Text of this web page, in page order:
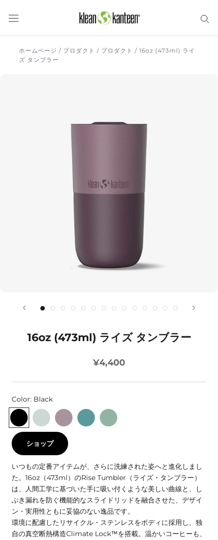
プ
ホームページ / プロダクト / プロダクト / 16oz (473ml) ライ
ズ タンブラー
16oz (473ml) ライズ タンブラー
¥4,400
Color: Black
Black Barely
Blue
Dusty
Orchid
Brittany
Blue
Iceberg
ショップ
いつもの定番アイテムが、さらに洗練された姿へと進化しまし
た。16oz（473ml）のRise Tumbler（ライズ・タンブラー）
は、人間工学に基づいた手に吸い付くような美しい曲線と、し
ぶき漏れを防ぐ機能的なスライドリッドを融合させた、デザイ
ン・実用性ともに妥協のない逸品です。
環境に配慮したリサイクル・ステンレスをボディに採用し、独
自の真空断熱構造Climate Lock™を搭載。温かいコーヒーも、